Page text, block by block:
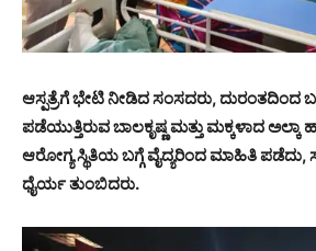
ಆಸ್ಪತ್ರೆಗೆ ಭೇಟಿ ನೀಡಿದ ಸಂಸದರು, ದುರಂತದಿಂದ
ಪಡೆಯುತ್ತಿರುವ ಬಾಲಕೃಷ್ಣ ಮತ್ತು ಮಕ್ಕಳಾದ
ಆರೋಗ್ಯ ಸ್ಥಿತಿಯ ಬಗ್ಗೆ ವೈದ್ಯರಿಂದ ಮಾಹಿತಿ ಪಡೆದು,
ಧೈರ್ಯ ತುಂಬಿದರು.